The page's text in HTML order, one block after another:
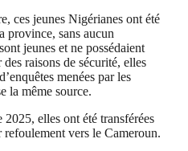
ces jeunes Nigérianes ont été
province, sans aucun
jeunes et ne possédaient
raisons de sécurité, elles
menées par les
la même source.
elles ont été transférées
vers le Cameroun.